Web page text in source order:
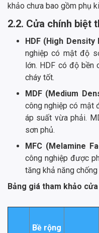
khảo chưa bao gồm phụ
2.2. Cửa chính biệt
HDF (High Density
nghiệp có mật độ
lớn. HDF có độ bền
cháy tốt.
MDF (Medium
công nghiệp có mật
áp suất vừa phải.
sơn phủ.
MFC (Melamine
công nghiệp được
tăng khả năng
Bảng giá tham khảo
Bề rộng